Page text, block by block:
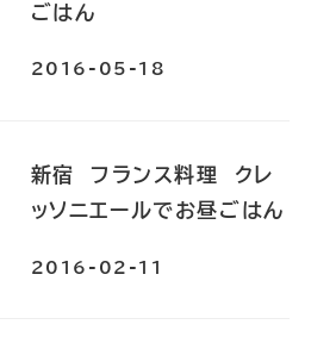
ごはん
2016-05-18
新宿 フランス料理 クレ
ッソニエールでお昼ごはん
2016-02-11